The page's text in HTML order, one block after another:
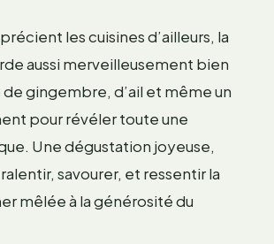
les cuisines d’ailleurs, la
aussi merveilleusement bien
gingembre, d’ail et même un
pour révéler toute une
Une dégustation joyeuse,
savourer, et ressentir la
mêlée à la générosité du